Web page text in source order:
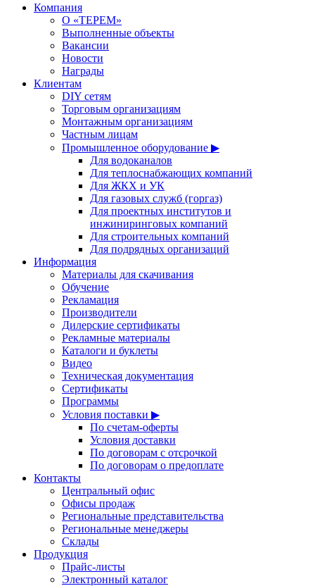
Компания
О «ТЕРЕМ»
Выполненные объекты
Вакансии
Новости
Награды
Клиентам
DIY сетям
Торговым организациям
Монтажным организациям
Частным лицам
Промышленное оборудование ▶
Для водоканалов
Для теплоснабжающих компаний
Для ЖКХ и УК
Для газовых служб (горгаз)
Для проектных институтов и
инжиниринговых компаний
Для строительных компаний
Для подрядных организаций
Информация
Материалы для скачивания
Обучение
Рекламация
Производители
Дилерские сертификаты
Рекламные материалы
Каталоги и буклеты
Видео
Техническая документация
Сертификаты
Программы
Условия поставки ▶
По счетам-оферты
Условия доставки
По договорам с отсрочкой
По договорам о предоплате
Контакты
Центральный офис
Офисы продаж
Региональные представительства
Региональные менеджеры
Склады
Продукция
Прайс-листы
Электронный каталог